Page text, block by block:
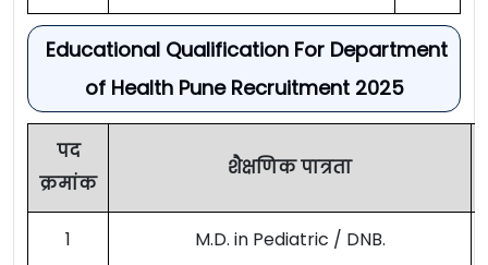
Educational Qualification For Department
of Health Pune Recruitment 2025
पद
क्रमांक
शैक्षणिक पात्रता
1 M.D. in Pediatric / DNB.